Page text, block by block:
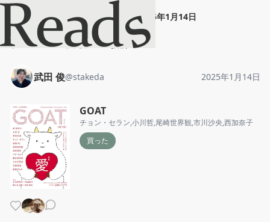
武田 俊"GOAT" 2025年1月14日
ホーム 武田 俊 投稿
武田 俊@stakeda 2025年1月14日
GOAT
チョン・セラン,小川哲,尾崎世界観,市川沙央,西加奈子
買った